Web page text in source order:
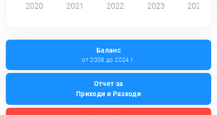
2020 2021 2022 2023 2024
Баланс
от 2008 до 2024 г.
Отчет за
Приходи и Разходи